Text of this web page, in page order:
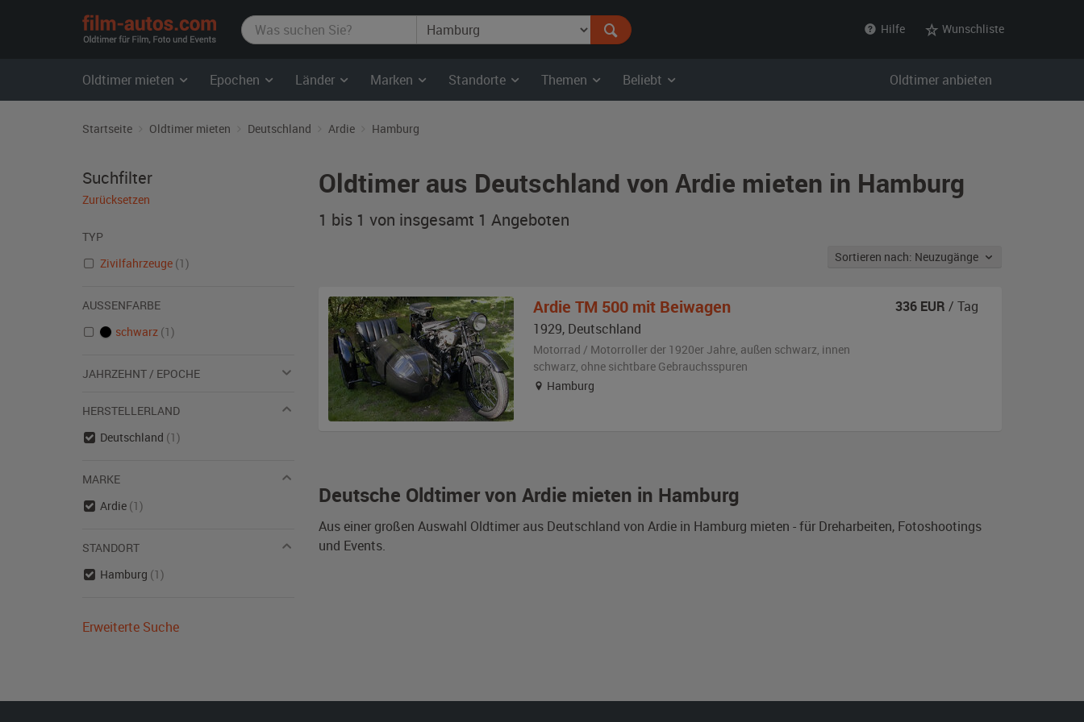
film-
autos.com
Hilfe Wunschliste
Oldtimer mieten Epochen Länder Marken Standorte Themen Beliebt Oldtimer anbieten
Startseite Oldtimer mieten Deutschland Ardie Hamburg
Oldtimer aus Deutschland von Ardie mieten in Hamburg
1 bis 1 von insgesamt 1 Angeboten
Sortieren nach: Neuzugänge
Deutsche Oldtimer von Ardie mieten in Hamburg
Aus einer großen Auswahl Oldtimer aus Deutschland von Ardie in Hamburg mieten - für Dreharbeiten, Fotoshootings
und Events.
Ardie TM 500 mit Beiwagen
1929, Deutschland
Motorrad / Motorroller der 1920er Jahre, außen schwarz, innen
schwarz, ohne sichtbare Gebrauchsspuren
Hamburg
336 EUR / Tag
Suchfilter
Zurücksetzen
TYP
Zivilfahrzeuge (1)
AUSSENFARBE
schwarz (1)
JAHRZEHNT / EPOCHE
HERSTELLERLAND
Deutschland (1)
MARKE
Ardie (1)
STANDORT
Hamburg (1)
Erweiterte Suche